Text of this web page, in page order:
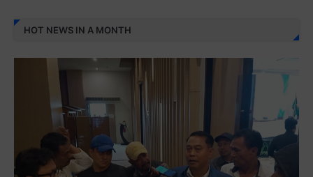
HOT NEWS IN A MONTH